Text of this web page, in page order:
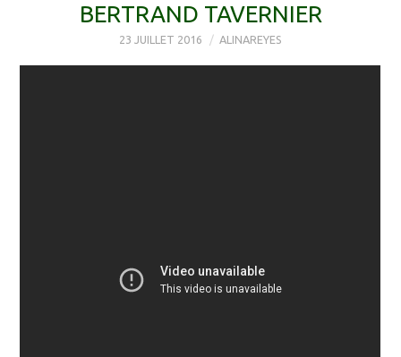
BERTRAND TAVERNIER
23 JUILLET 2016 ALINAREYES